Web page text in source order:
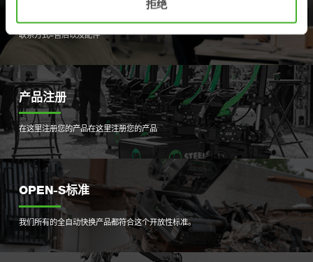
拒绝
联系方式–售后以及配件
产品注册
在这里注册您的产品在这里注册您的产品
OPEN-S标准
我们所有的全自动快换产品都符合这个开放性标准。